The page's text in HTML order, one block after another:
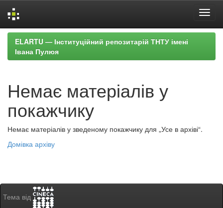
Skip
navigation
ELARTU — Інституційний репозитарій ТНТУ імені
Івана Пулюя
Немає матеріалів у
покажчику
Немає матеріалів у зведеному покажчику для „Усе в архіві“.
Домівка архіву
Тема від